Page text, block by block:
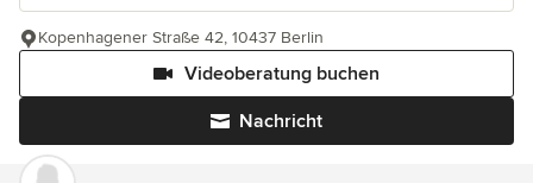
Nachricht
Videoberatung buchen
Kopenhagener Straße 42, 10437 Berlin